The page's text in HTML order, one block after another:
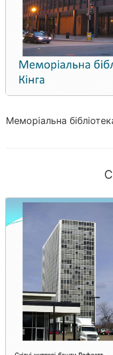
Меморіальна